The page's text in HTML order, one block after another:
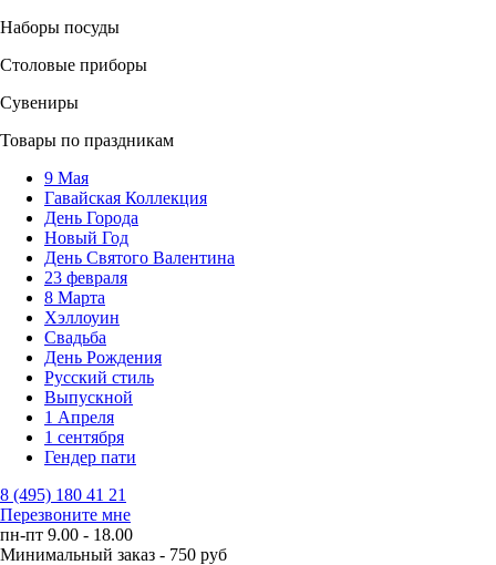
Наборы посуды
Столовые приборы
Сувениры
Товары по праздникам
9 Мая
Гавайская Коллекция
День Города
Новый Год
День Святого Валентина
23 февраля
8 Марта
Хэллоуин
Свадьба
День Рождения
Русский стиль
Выпускной
1 Апреля
1 сентября
Гендер пати
8 (495) 180 41 21
Перезвоните мне
пн-пт 9.00 - 18.00
Минимальный заказ - 750 руб